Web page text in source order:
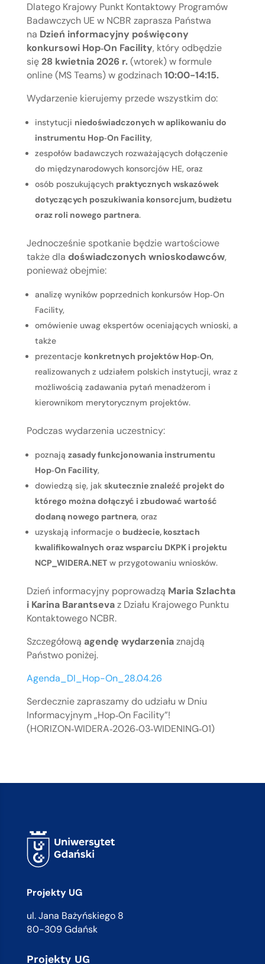
Dlatego Krajowy Punkt Kontaktowy Programów
Badawczych UE w NCBR zaprasza Państwa
na Dzień informacyjny poświęcony
konkursowi Hop‑On Facility, który odbędzie
się28 kwietnia 2026 r.(wtorek) w formule
online (MS Teams) w godzinach10:00-14:15.
Wydarzenie kierujemy przede wszystkim do:
instytucji niedoświadczonych w aplikowaniu do
instrumentu Hop‑On Facility,
zespołów badawczych rozważających dołączenie
do międzynarodowych konsorcjów HE, oraz
osób poszukujących praktycznych wskazówek
dotyczących poszukiwania konsorcjum, budżetu
oraz roli nowego partnera.
Jednocześnie spotkanie będzie wartościowe
także dla doświadczonych wnioskodawców,
ponieważ obejmie:
analizę wyników poprzednich konkursów Hop‑On
Facility,
omówienie uwag ekspertów oceniających wnioski, a
także
prezentacje konkretnych projektów Hop‑On,
realizowanych z udziałem polskich instytucji, wraz z
możliwością zadawania pytań menadżerom i
kierownikom merytorycznym projektów.
Podczas wydarzenia uczestnicy:
poznają zasady funkcjonowania instrumentu
Hop‑On Facility,
dowiedzą się, jak skutecznie znaleźć projekt do
którego można dołączyć i zbudować wartość
dodaną nowego partnera, oraz
uzyskają informacje o budżecie, kosztach
kwalifikowalnych oraz wsparciu DKPK i projektu
NCP_WIDERA.NETw przygotowaniu wniosków.
Dzień informacyjny poprowadzą Maria Szlachta
i Karina Barantsevaz Działu Krajowego Punktu
Kontaktowego NCBR.
Szczegółową agendę wydarzeniaznajdą
Państwo poniżej.
Agenda_DI_Hop-On_28.04.26
Serdecznie zapraszamy do udziału w Dniu
Informacyjnym „Hop‑On Facility”!
(HORIZON‑WIDERA‑2026‑03‑WIDENING‑01)
Projekty UG
ul. Jana Bażyńskiego 8
80-309 Gdańsk
Projekty UG